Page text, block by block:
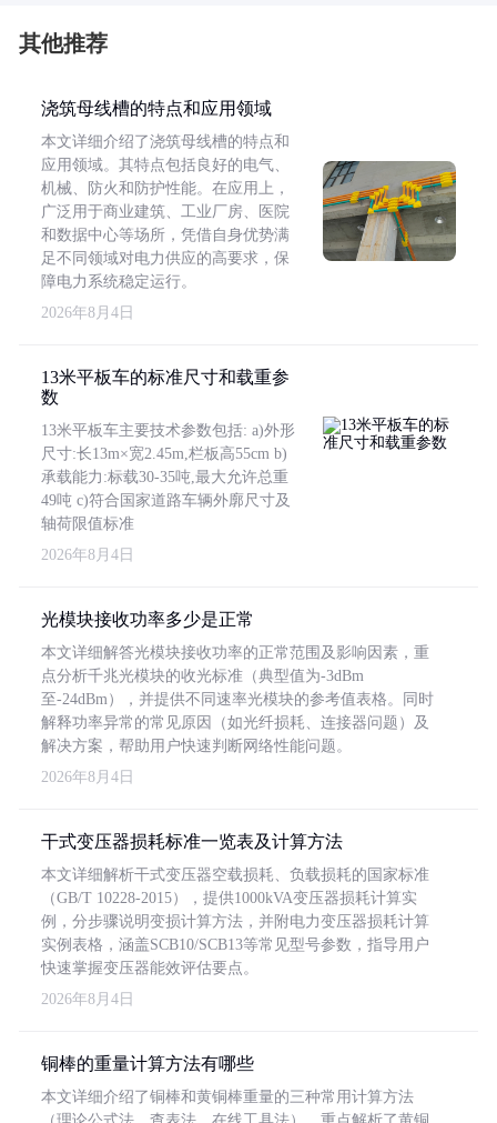
其他推荐
浇筑母线槽的特点和应用领域
本文详细介绍了浇筑母线槽的特点和
应用领域。其特点包括良好的电气、
机械、防火和防护性能。在应用上，
广泛用于商业建筑、工业厂房、医院
和数据中心等场所，凭借自身优势满
足不同领域对电力供应的高要求，保
障电力系统稳定运行。
2026年8月4日
13米平板车的标准尺寸和载重参
数
13米平板车主要技术参数包括: a)外形
尺寸:长13m×宽2.45m,栏板高55cm b)
承载能力:标载30-35吨,最大允许总重
49吨 c)符合国家道路车辆外廓尺寸及
轴荷限值标准
2026年8月4日
光模块接收功率多少是正常
本文详细解答光模块接收功率的正常范围及影响因素，重
点分析千兆光模块的收光标准（典型值为-3dBm
至-24dBm），并提供不同速率光模块的参考值表格。同时
解释功率异常的常见原因（如光纤损耗、连接器问题）及
解决方案，帮助用户快速判断网络性能问题。
2026年8月4日
干式变压器损耗标准一览表及计算方法
本文详细解析干式变压器空载损耗、负载损耗的国家标准
（GB/T 10228-2015），提供1000kVA变压器损耗计算实
例，分步骤说明变损计算方法，并附电力变压器损耗计算
实例表格，涵盖SCB10/SCB13等常见型号参数，指导用户
快速掌握变压器能效评估要点。
2026年8月4日
铜棒的重量计算方法有哪些
本文详细介绍了铜棒和黄铜棒重量的三种常用计算方法